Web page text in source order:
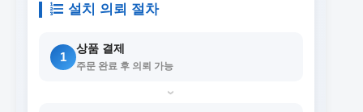
설치 의뢰 절차
1
상품 결제
주문 완료 후 의뢰 가능
›